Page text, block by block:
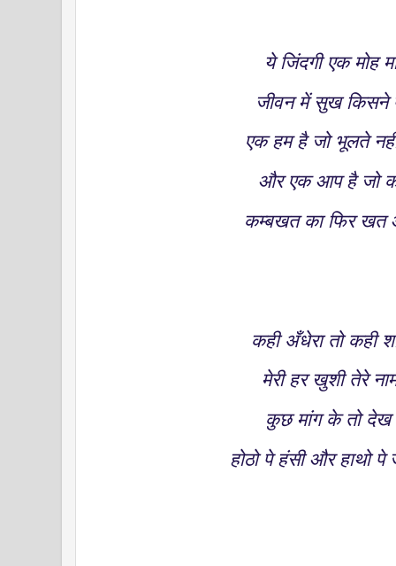
ये जिंदगी एक मोह
जीवन में सुख किसने
एक हम है जो भूलते
और एक आप है जो
कम्बखत का फिर खत
कही अँधेरा तो कही
मेरी हर खुशी तेरे
कुछ मांग के तो
होठो पे हंसी और हाथो पे